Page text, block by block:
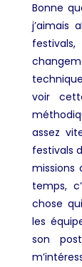
Bonne
j’aimais
voir
assez
festivals
missions
temps,
chose
les
son